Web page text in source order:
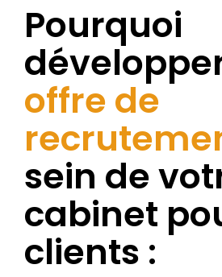
Pourquoi
offre de
sein de
cabinet
clients :